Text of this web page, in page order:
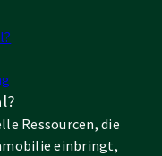
Ressourcen, die
einbringt,